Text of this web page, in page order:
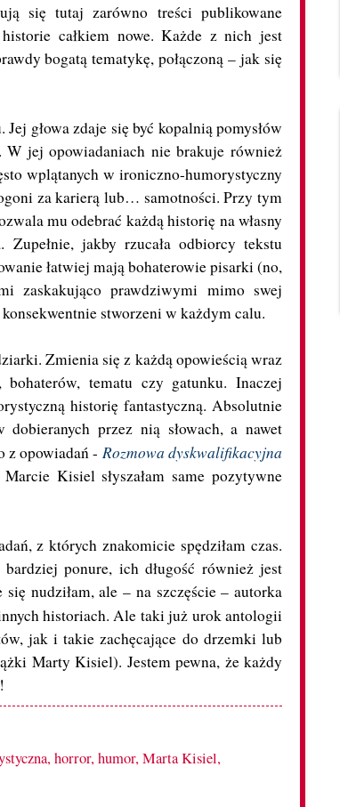
się tutaj zarówno treści publikowane
całkiem nowe. Każde z nich jest
bogatą tematykę, połączoną – jak się
głowa zdaje się być kopalnią pomysłów
jej opowiadaniach nie brakuje również
wplątanych w ironiczno-humorystyczny
za karierą lub… samotności. Przy tym
mu odebrać każdą historię na własny
Zupełnie, jakby rzucała odbiorcy tekstu
łatwiej mają bohaterowie pisarki (no,
zaskakująco prawdziwymi mimo swej
stworzeni w każdym calu.
Zmienia się z każdą opowieścią wraz
tematu czy gatunku. Inaczej
historię fantastyczną. Absolutnie
przez nią słowach, a nawet
z opowiadań - Rozmowa dyskwalifikacyjna
Kisiel słyszałam same pozytywne
z których znakomicie spędziłam czas.
ponure, ich długość również jest
nudziłam, ale – na szczęście – autorka
historiach. Ale taki już urok antologii
jak i takie zachęcające do drzemki lub
Marty Kisiel). Jestem pewna, że każdy
,horror,humor,Marta Kisiel,